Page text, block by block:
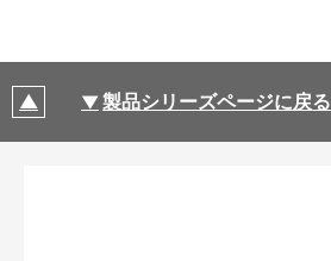
製品シリーズページに戻る